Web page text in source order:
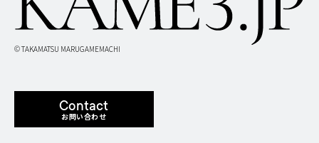
© TAKAMATSU MARUGAMEMACHI
Contact
お問い合わせ